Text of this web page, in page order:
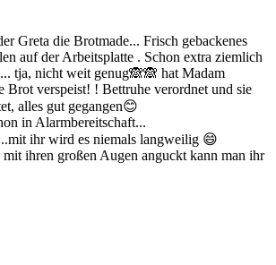
Greta die Brotmade... Frisch gebackenes
auf der Arbeitsplatte . Schon extra ziemlich
tja, nicht weit genug🙈🙈 hat Madam
Brot verspeist! ! Bettruhe verordnet und sie
alles gut gegangen😊
in Alarmbereitschaft...
ihr wird es niemals langweilig 😄
ihren großen Augen anguckt kann man ihr